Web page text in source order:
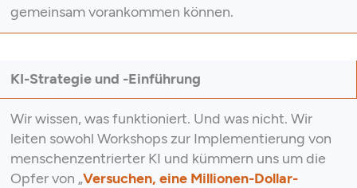
gemeinsam vorankommen können.
KI-Strategie und -Einführung
Wir wissen, was funktioniert. Und was nicht. Wir
leiten sowohl Workshops zur Implementierung von
menschenzentrierter KI und kümmern uns um die
Opfer von „Versuchen, eine Millionen-Dollar-